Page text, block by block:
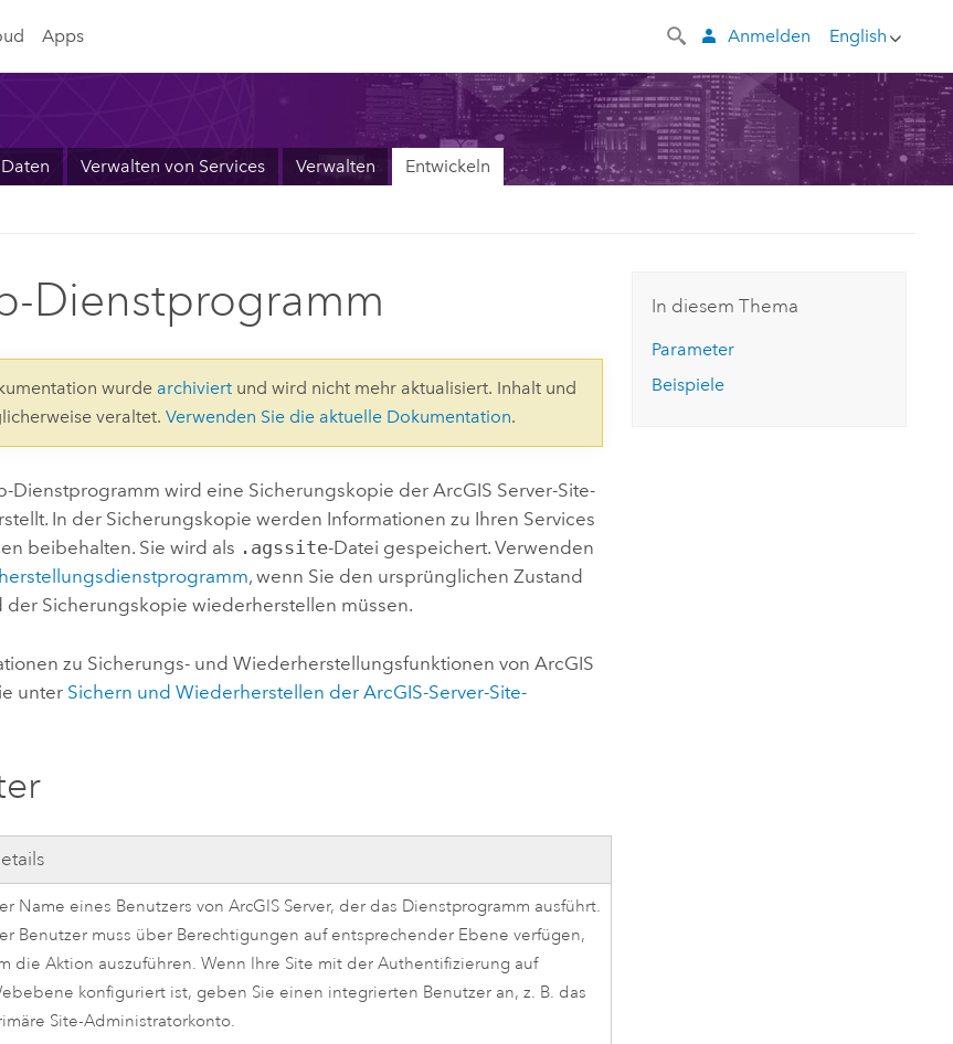
Apps English
Anmelden
Verwalten von Services Verwalten Entwickeln
Dienstprogramm
wurde archiviert und wird nicht mehr aktualisiert. Inhalt und
veraltet.Verwenden Sie die aktuelle Dokumentation.
Dienstprogramm wird eine Sicherungskopie derArcGIS Server-Site-
In der Sicherungskopie werden Informationen zu Ihren Services
beibehalten. Sie wird als .agssite-Datei gespeichert. Verwenden
, wenn Sie den ursprünglichen Zustand
der Sicherungskopie wiederherstellen müssen.
zu Sicherungs- und Wiederherstellungsfunktionen vonArcGIS
unter Sichern und Wiederherstellen der ArcGIS-Server-Site-
Name eines Benutzers vonArcGIS Server, der das Dienstprogramm ausführt.
Benutzer muss über Berechtigungen auf entsprechender Ebene verfügen,
die Aktion auszuführen. Wenn Ihre Site mit der Authentifizierung auf
konfiguriert ist, geben Sie einen integrierten Benutzer an, z. B. das
Site-Administratorkonto.
In diesem Thema
Parameter
Beispiele